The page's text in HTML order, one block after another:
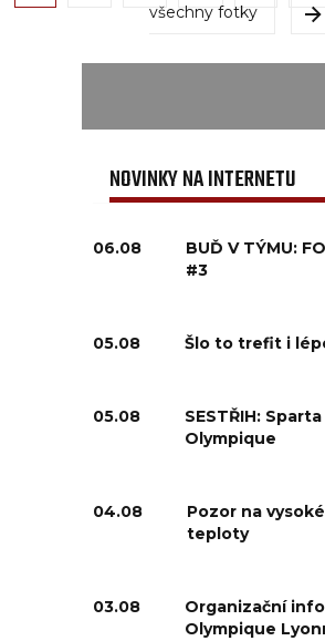
všechny fotky
NOVINKY NA INTERNETU
06.08
BUĎ V TÝMU:
#3
05.08 Šlo to trefit i
05.08
SESTŘIH: Sparta
Olympique
04.08
Pozor na vysoké
teploty
03.08
Organizační
Olympique